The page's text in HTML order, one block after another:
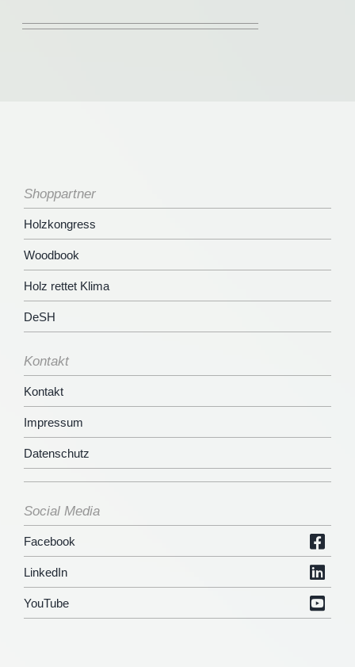
Shoppartner
Holzkongress
Woodbook
Holz rettet Klima
DeSH
Kontakt
Kontakt
Impressum
Datenschutz
Social Media
Facebook
LinkedIn
YouTube